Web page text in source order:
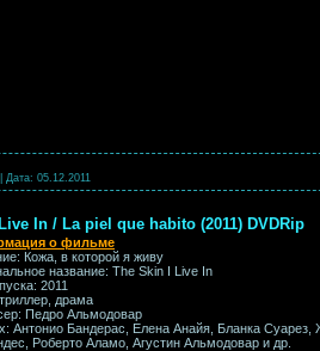
Дата: 05.12.2011
In / La piel que habito (2011) DVDRip
о фильме
Кожа, в которой я живу
название: The Skin I Live In
2011
драма
Педро Альмодовар
Антонио Бандерас, Елена Анайя, Бланка
Роберто Аламо, Агустин Альмодовар и др.